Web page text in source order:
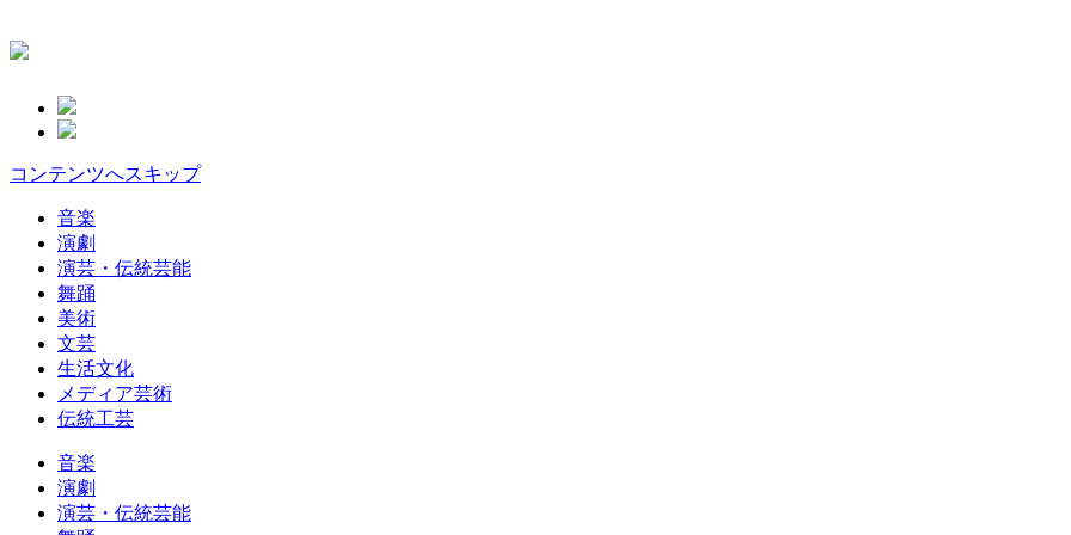
コンテンツへスキップ
音楽
演劇
演芸・伝統芸能
舞踊
美術
文芸
生活文化
メディア芸術
伝統工芸
音楽
演劇
演芸・伝統芸能